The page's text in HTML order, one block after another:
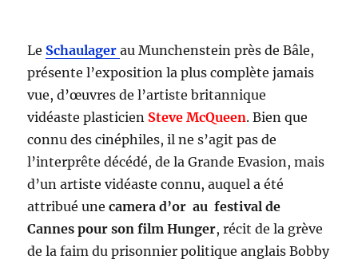
Le Schaulagerau Munchenstein près de Bâle,
présente l’exposition la plus complète jamais
vue, d’œuvres de l’artiste britannique
vidéaste plasticien Steve McQueen. Bien que
connu des cinéphiles, il ne s’agit pas de
l’interprête décédé, de la Grande Evasion, mais
d’un artiste vidéaste connu, auquel a été
attribué unecamera d’or au festival de
Cannes pour son film Hunger, récit de la grève
de la faim du prisonnier politique anglais Bobby